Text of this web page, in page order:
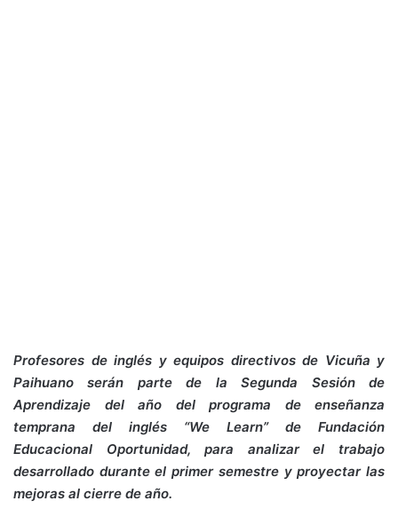
Profesores de inglés y equipos directivos de Vicuña y
Paihuano serán parte de la Segunda Sesión de
Aprendizaje del año del programa de enseñanza
temprana del inglés “We Learn” de Fundación
Educacional Oportunidad, para analizar el trabajo
desarrollado durante el primer semestre y proyectar las
mejoras al cierre de año.